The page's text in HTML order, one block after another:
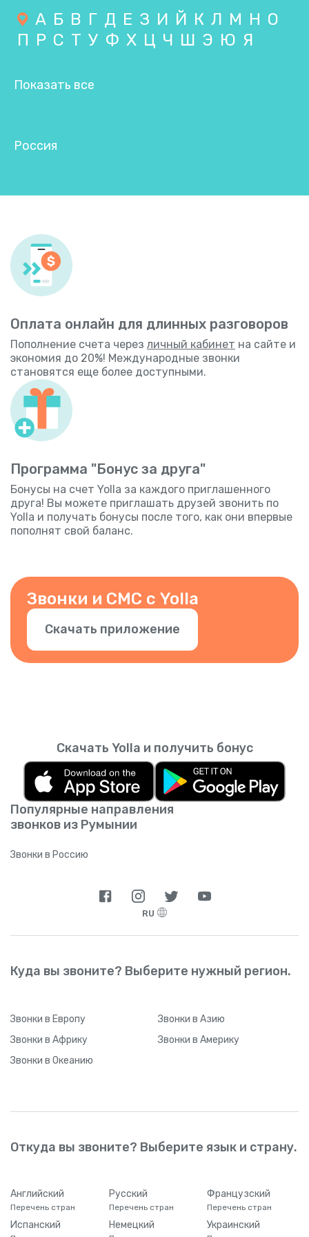
А Б В Г Д Е З И Й К Л М Н О
П Р С Т У Ф Х Ц Ч Ш Э Ю Я
Показать все
Россия
Оплата онлайн для длинных разговоров
Пополнение счета через личный кабинет на сайте и
экономия до 20%! Международные звонки
становятся еще более доступными.
Программа "Бонус за друга"
Бонусы на счет Yolla за каждого приглашенного
друга! Вы можете приглашать друзей звонить по
Yolla и получать бонусы после того, как они впервые
пополнят свой баланс.
Звонки и СМС с Yolla
Скачать приложение
Популярные направления
звонков из Румынии
Звонки в Россию
Скачать Yolla и получить бонус
RU
Куда вы звоните? Выберите нужный регион.
Звонки в Европу Звонки в Азию
Звонки в Африку Звонки в Америку
Звонки в Океанию
Откуда вы звоните? Выберите язык и страну.
Английский
Перечень стран
Русский
Перечень стран
Французский
Перечень стран
Испанский Немецкий Украинский